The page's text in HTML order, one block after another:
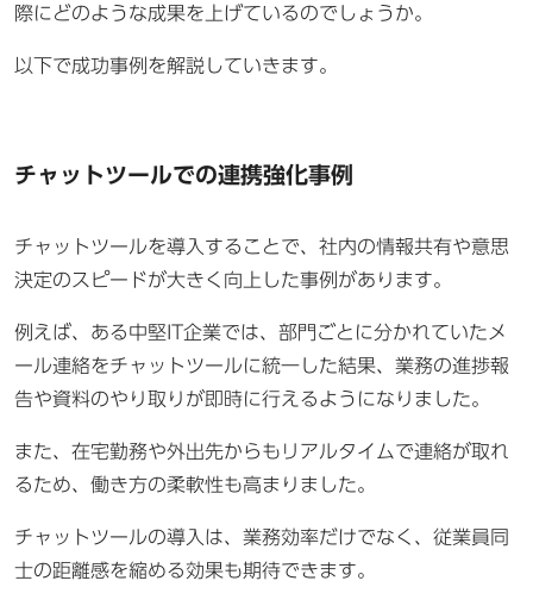
際にどのような成果を上げているのでしょうか。
以下で成功事例を解説していきます。
チャットツールでの連携強化事例
チャットツールを導入することで、社内の情報共有や意思
決定のスピードが大きく向上した事例があります。
例えば、ある中堅IT企業では、部門ごとに分かれていたメ
ール連絡をチャットツールに統一した結果、業務の進捗報
告や資料のやり取りが即時に行えるようになりました。
また、在宅勤務や外出先からもリアルタイムで連絡が取れ
るため、働き方の柔軟性も高まりました。
チャットツールの導入は、業務効率だけでなく、従業員同
士の距離感を縮める効果も期待できます。